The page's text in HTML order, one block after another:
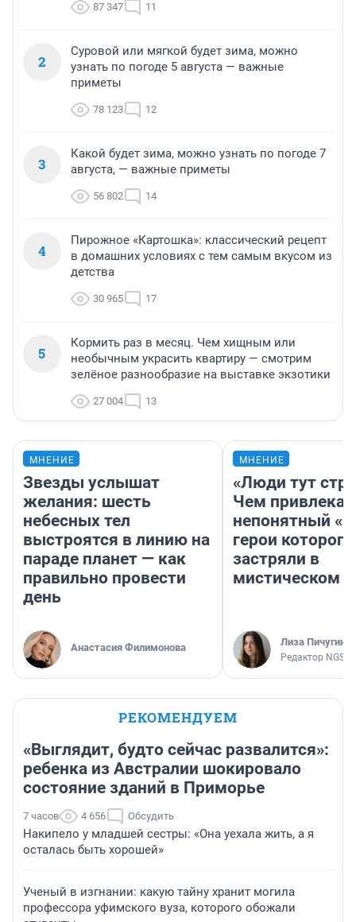
87 347 11
2
Суровой или мягкой будет зима, можно
узнать по погоде 5 августа — важные
приметы
78 123 12
3
Какой будет зима, можно узнать по погоде 7
августа, — важные приметы
56 802 14
4
Пирожное «Картошка»: классический рецепт
в домашних условиях с тем самым вкусом из
детства
30 965 17
5
Кормить раз в месяц. Чем хищным или
необычным украсить квартиру — смотрим
зелёное разнообразие на выставке экзотики
27 004 13
МНЕНИЕ
Звезды услышат
желания: шесть
небесных тел
выстроятся в линию на
параде планет — как
правильно провести
день
Анастасия Филимонова
МНЕНИЕ
«Люди тут
Чем
непонятный
герои которого
застряли в
мистическом
Лиза Пичугина
Редактор
РЕКОМЕНДУЕМ
«Выглядит, будто сейчас развалится»:
ребенка из Австралии шокировало
состояние зданий в Приморье
7 часов 4 656 Обсудить
Накипело у младшей сестры: «Она уехала жить, а я
осталась быть хорошей»
Ученый в изгнании: какую тайну хранит могила
профессора уфимского вуза, которого обожали